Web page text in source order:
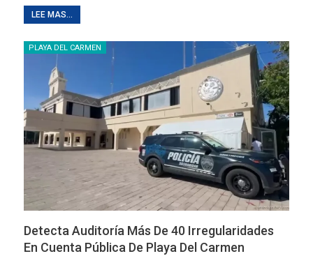
LEE MAS...
PLAYA DEL CARMEN
Detecta Auditoría Más De 40 Irregularidades
En Cuenta Pública De Playa Del Carmen